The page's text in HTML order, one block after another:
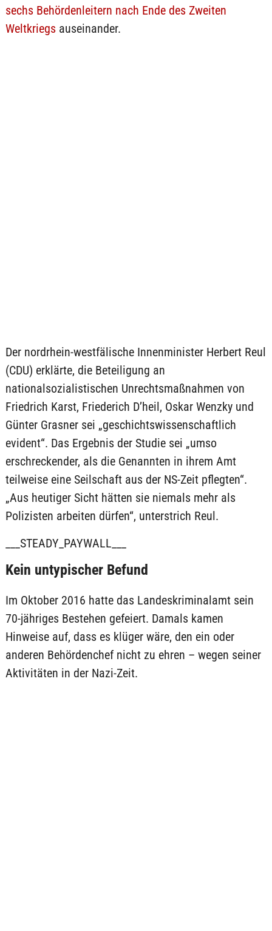
sechs Behördenleitern nach Ende des Zweiten
Weltkriegsauseinander.
Der nordrhein-westfälische Innenminister Herbert Reul
(CDU) erklärte, die Beteiligung an
nationalsozialistischen Unrechtsmaßnahmen von
Friedrich Karst, Friederich D’heil, Oskar Wenzky und
Günter Grasner sei „geschichtswissenschaftlich
evident“. Das Ergebnis der Studie sei „umso
erschreckender, als die Genannten in ihrem Amt
teilweise eine Seilschaft aus der NS-Zeit pflegten“.
„Aus heutiger Sicht hätten sie niemals mehr als
Polizisten arbeiten dürfen“, unterstrich Reul.
___STEADY_PAYWALL___
Kein untypischer Befund
Im Oktober 2016 hatte das Landeskriminalamt sein
70-jähriges Bestehen gefeiert. Damals kamen
Hinweise auf, dass es klüger wäre, den ein oder
anderen Behördenchef nicht zu ehren – wegen seiner
Aktivitäten in der Nazi-Zeit.